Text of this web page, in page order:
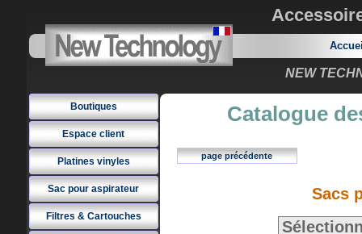
NEW
Boutiques
Espace client
Platines vinyles
Sac pour aspirateur
Filtres & Cartouches
Catalogue
page précédente
Sacs